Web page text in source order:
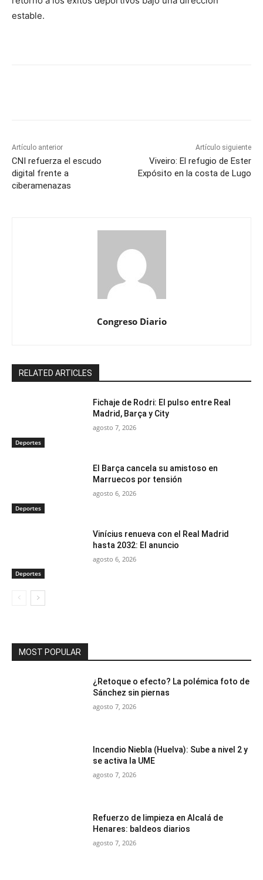
estable.
Artículo anterior
CNI refuerza el escudo
digital frente a
ciberamenazas
Artículo siguiente
Viveiro: El refugio de Ester
Expósito en la costa de Lugo
Congreso Diario
RELATED ARTICLES
Deportes
Fichaje de Rodri: El pulso entre Real
Madrid, Barça y City
agosto 7, 2026
Deportes
El Barça cancela su amistoso en
Marruecos por tensión
agosto 6, 2026
Deportes
Vinícius renueva con el Real Madrid
hasta 2032: El anuncio
agosto 6, 2026
MOST POPULAR
¿Retoque o efecto? La polémica foto de
Sánchez sin piernas
agosto 7, 2026
Incendio Niebla (Huelva): Sube a nivel 2 y
se activa la UME
agosto 7, 2026
Refuerzo de limpieza en Alcalá de
Henares: baldeos diarios
agosto 7, 2026